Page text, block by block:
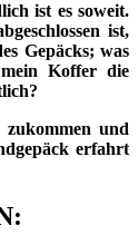
ist es soweit.
ist,
Gepäcks; was
Koffer die
zukommen und
erfahrt